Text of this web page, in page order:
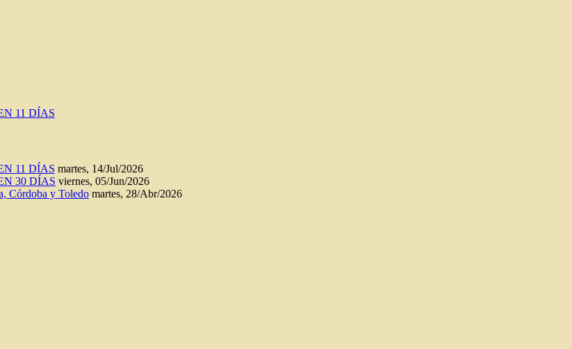
11 DÍAS
11 DÍAS martes, 14/Jul/2026
30 DÍAS viernes, 05/Jun/2026
Córdoba y Toledo martes, 28/Abr/2026